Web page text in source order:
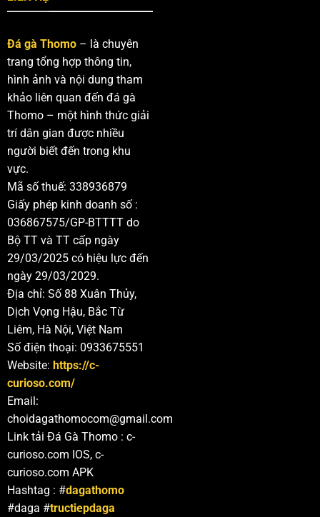
Đá gà Thomo– là chuyên
trang tổng hợp thông tin,
hình ảnh và nội dung tham
khảo liên quan đến đá gà
Thomo – một hình thức giải
trí dân gian được nhiều
người biết đến trong khu
vực.
Mã số thuế: 338936879
Giấy phép kinh doanh số :
036867575/GP-BTTTT do
Bộ TT và TT cấp ngày
29/03/2025 có hiệu lực đến
ngày 29/03/2029.
Địa chỉ: Số 88 Xuân Thủy,
Dịch Vọng Hậu, Bắc Từ
Liêm, Hà Nội, Việt Nam
Số điện thoại: 0933675551
Website: https://c-
curioso.com/
Email:
choidagathomocom@gmail.com
Link tải Đá Gà Thomo : c-
curioso.com IOS, c-
curioso.com APK
Hashtag : #dagathomo
#daga #tructiepdaga